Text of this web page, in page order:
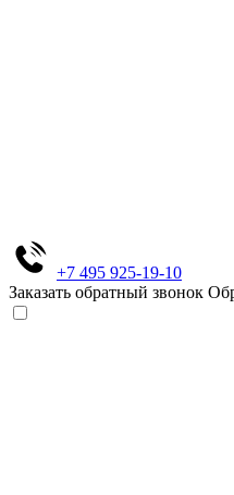
+7 495 925-19-10
Заказать обратный звонок